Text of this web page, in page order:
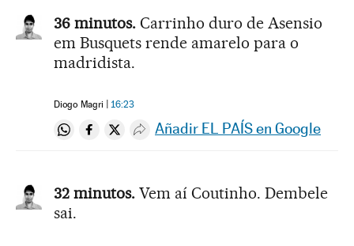
36 minutos. Carrinho duro de Asensio
em Busquets rende amarelo para o
madridista.
Diogo Magri 16:23
Compartir en Whatsapp
Compartir en Facebook
Compartir en Twitter
Desplegar Redes Sociales
Añadir EL PAÍS en Google
32 minutos. Vem aí Coutinho. Dembele
sai.